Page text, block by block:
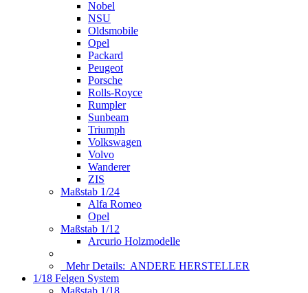
Nobel
NSU
Oldsmobile
Opel
Packard
Peugeot
Porsche
Rolls-Royce
Rumpler
Sunbeam
Triumph
Volkswagen
Volvo
Wanderer
ZIS
Maßstab 1/24
Alfa Romeo
Opel
Maßstab 1/12
Arcurio Holzmodelle
Mehr Details: ANDERE HERSTELLER
1/18 Felgen System
Maßstab 1/18